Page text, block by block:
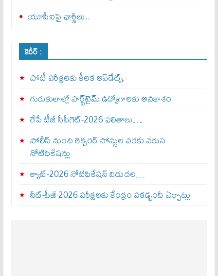
యూపీఐపై ఛార్జీలు..
కెరీర్ :
పోటీ పరీక్షలకు కీలక అప్‌డేట్స్.
గురుకులాల్లో పార్ట్‌టైమ్ ఉద్యోగాలకు అవకాశం
రేపే టీజీ సీపీగెట్‌-2026 ఫలితాలు…
పోలీస్ నుంచి లెక్చరర్ పోస్టుల వరకు వరుస
నోటిఫికేషన్లు
క్యాట్-2026 నోటిఫికేషన్ విడుదల…
నీట్-పీజీ 2026 పరీక్షలకు కేంద్రం పకడ్బందీ ఏర్పాట్లు